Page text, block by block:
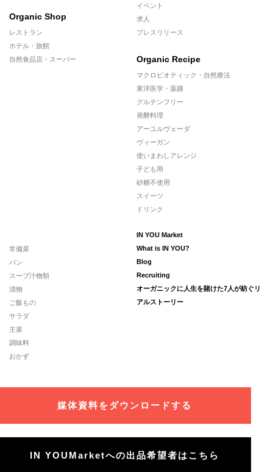
Organic Shop
レストラン
ホテル・旅館
自然食品店・スーパー
イベント
求人
プレスリリース
Organic Recipe
マクロビオティック・自然療法
東洋医学・薬膳
グルテンフリー
発酵料理
アーユルヴェーダ
ヴィーガン
使いまわしアレンジ
子ども用
砂糖不使用
スイーツ
ドリンク
常備菜
パン
スープ汁物類
漬物
ご飯もの
サラダ
主菜
調味料
おかず
IN YOU Market
What is IN YOU?
Blog
Recruiting
オーガニックに人生を賭けた7人が紡ぐリ
アルストーリー
媒体資料をダウンロードする
IN YOUMarketへの出品希望者はこちら